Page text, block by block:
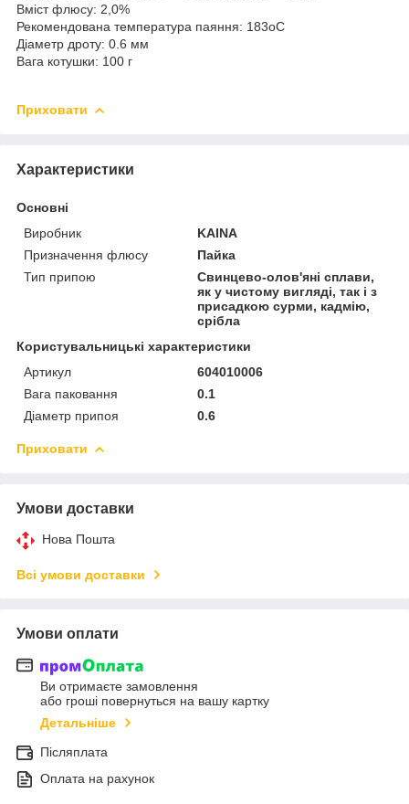
Вміст флюсу: 2,0%
Рекомендована температура паяння: 183oС
Діаметр дроту: 0.6 мм
Вага котушки: 100 г
Приховати
Характеристики
Основні
Виробник
KAINA
Призначення флюсу
Пайка
Тип припою
Свинцево-олов'яні сплави,
як у чистому вигляді, так і з
присадкою сурми, кадмію,
срібла
Користувальницькі характеристики
Артикул
604010006
Вага паковання
0.1
Діаметр припоя
0.6
Приховати
Умови доставки
Нова Пошта
Всі умови доставки
Умови оплати
Ви отримаєте замовлення
або гроші повернуться на вашу картку
Детальніше
Післяплата
Оплата на рахунок